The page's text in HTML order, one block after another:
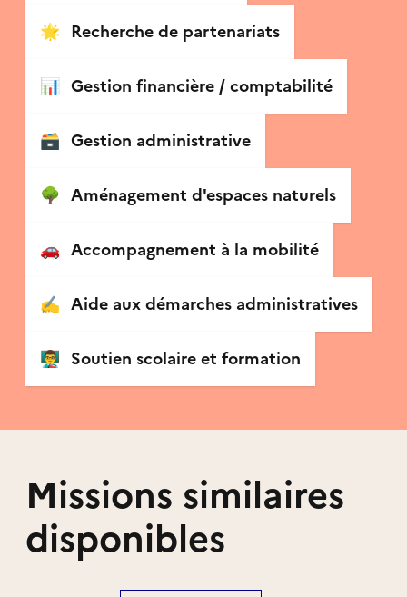
🌟 Recherche de partenariats
📊 Gestion financière / comptabilité
🗃 Gestion administrative
🌳 Aménagement d'espaces naturels
🚗 Accompagnement à la mobilité
✍️ Aide aux démarches administratives
👨‍🏫 Soutien scolaire et formation
Missions similaires
disponibles